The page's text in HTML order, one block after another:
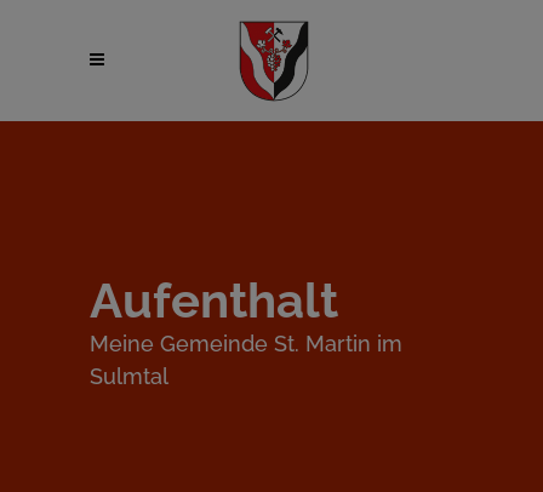
Aufenthalt
Meine Gemeinde St. Martin im
Sulmtal